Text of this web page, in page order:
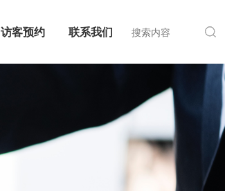
访客预约 联系我们